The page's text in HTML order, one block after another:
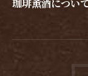
珈琲薫酒につい